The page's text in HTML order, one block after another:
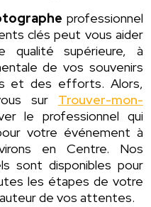
professionnel
clés peut vous aider
supérieure, à
de vos souvenirs
et des efforts. Alors,
sur Trouver-mon-
le professionnel qui
votre événement à
en Centre. Nos
sont disponibles pour
les étapes de votre
de vos attentes.